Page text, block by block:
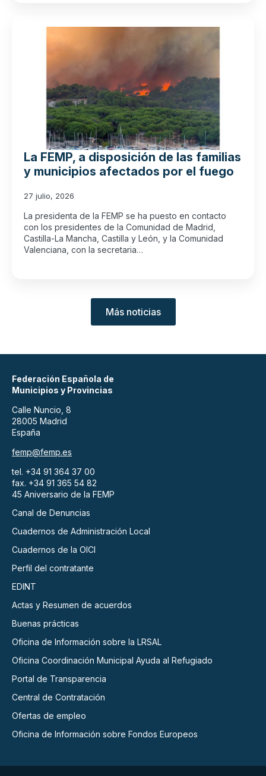
La FEMP, a disposición de las familias
y municipios afectados por el fuego
27 julio, 2026
La presidenta de la FEMP se ha puesto en contacto
con los presidentes de la Comunidad de Madrid,
Castilla-La Mancha, Castilla y León, y la Comunidad
Valenciana, con la secretaria…
Más noticias
Federación Española de
Municipios y Provincias
Calle Nuncio, 8
28005 Madrid
España
femp@femp.es
tel. +34 91 364 37 00
fax. +34 91 365 54 82
45 Aniversario de la FEMP
Canal de Denuncias
Cuadernos de Administración Local
Cuadernos de la OICI
Perfil del contratante
EDINT
Actas y Resumen de acuerdos
Buenas prácticas
Oficina de Información sobre la LRSAL
Oficina Coordinación Municipal Ayuda al Refugiado
Portal de Transparencia
Central de Contratación
Ofertas de empleo
Oficina de Información sobre Fondos Europeos